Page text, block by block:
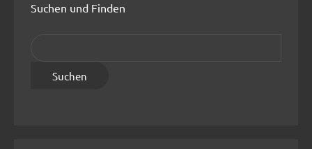
Suchen und Finden